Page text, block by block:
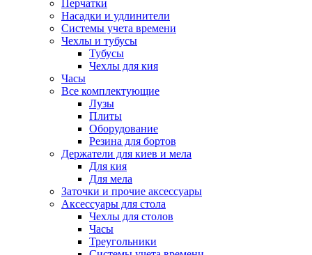
Перчатки
Насадки и удлинители
Системы учета времени
Чехлы и тубусы
Тубусы
Чехлы для кия
Часы
Все комплектующие
Лузы
Плиты
Оборудование
Резина для бортов
Держатели для киев и мела
Для кия
Для мела
Заточки и прочие аксессуары
Аксессуары для стола
Чехлы для столов
Часы
Треугольники